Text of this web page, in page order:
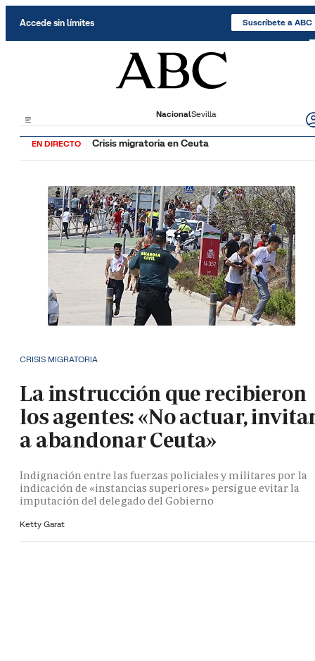
Accede sin límites Suscríbete a ABC
NacionalSevilla
EN DIRECTO Crisis migratoria en Ceuta
CRISIS MIGRATORIA
La instrucción que recibieron
los agentes: «No actuar,
a abandonar Ceuta»
Indignación entre las fuerzas policiales y militares por la
indicación de «instancias superiores» persigue evitar la
imputación del delegado del Gobierno
Ketty Garat